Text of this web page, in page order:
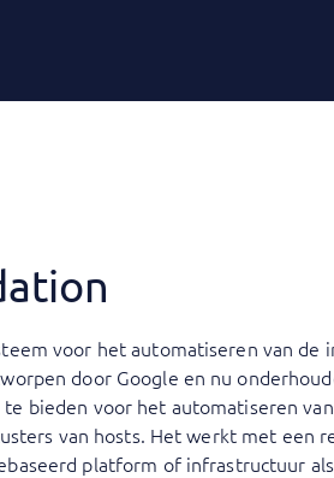
voor het automatiseren van de
door Google en nu
bieden voor het automatiseren
van hosts. Het werkt met een
platform of infrastructuur als